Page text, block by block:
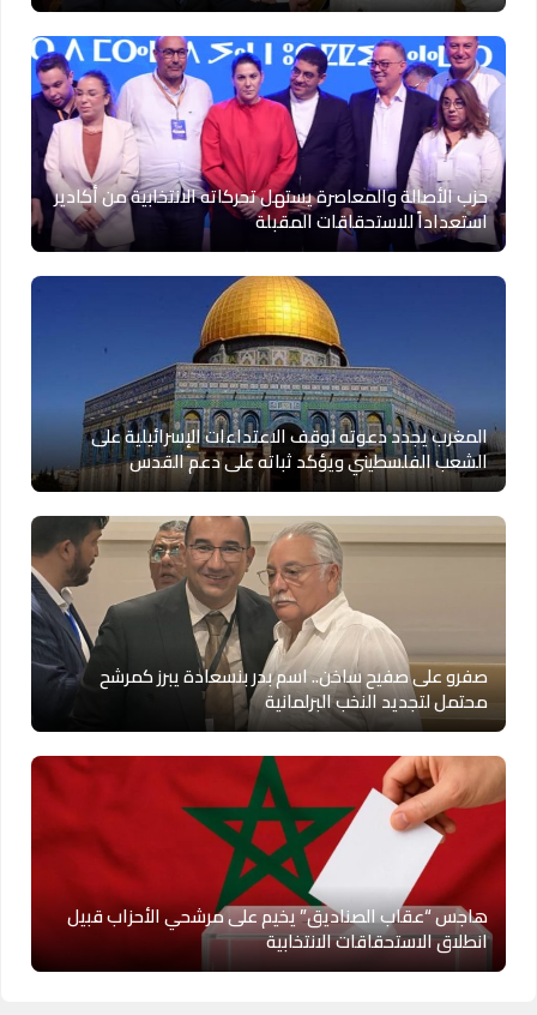
حزب الأصالة والمعاصرة يستهل تحركاته الانتخابية من أكادير
استعداداً للاستحقاقات المقبلة
المغرب يجدد دعوته لوقف الاعتداءات الإسرائيلية على
الشعب الفلسطيني ويؤكد ثباته على دعم القدس
صفرو على صفيح ساخن.. اسم بدر بنسعادة يبرز كمرشح
محتمل لتجديد النخب البرلمانية
هاجس “عقاب الصناديق” يخيم على مرشحي الأحزاب قبيل
انطلاق الاستحقاقات الانتخابية